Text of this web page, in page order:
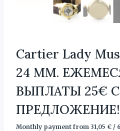
Cartier Lady
24 MM.
ВЫПЛАТЫ 25€
ПРЕДЛОЖЕНИЕ!
Monthly payment from 31,05 € /